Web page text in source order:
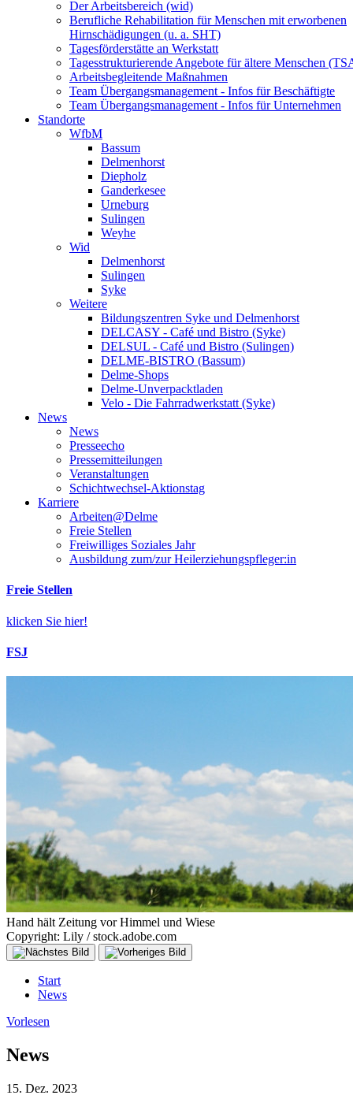
Der Arbeitsbereich (wid)
Berufliche Rehabilitation für Menschen mit erworbenen
Hirnschädigungen (u. a. SHT)
Tagesförderstätte an Werkstatt
Tagesstrukturierende Angebote für ältere Menschen
Arbeitsbegleitende Maßnahmen
Team Übergangsmanagement - Infos für Beschäftigte
Team Übergangsmanagement - Infos für Unternehmen
Standorte
WfbM
Bassum
Delmenhorst
Diepholz
Ganderkesee
Urneburg
Sulingen
Weyhe
Wid
Delmenhorst
Sulingen
Syke
Weitere
Bildungszentren Syke und Delmenhorst
DELCASY - Café und Bistro (Syke)
DELSUL - Café und Bistro (Sulingen)
DELME-BISTRO (Bassum)
Delme-Shops
Delme-Unverpacktladen
Velo - Die Fahrradwerkstatt (Syke)
News
News
Presseecho
Pressemitteilungen
Veranstaltungen
Schichtwechsel-Aktionstag
Karriere
Arbeiten@Delme
Freie Stellen
Freiwilliges Soziales Jahr
Ausbildung zum/zur Heilerziehungspfleger:in
Freie Stellen
klicken Sie hier!
FSJ
Hand hält Zeitung vor Himmel und Wiese
Copyright: Lily / stock.adobe.com
Start
News
Vorlesen
News
15. Dez. 2023